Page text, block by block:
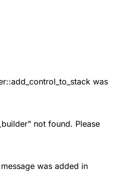
was
not found. Please
was added in